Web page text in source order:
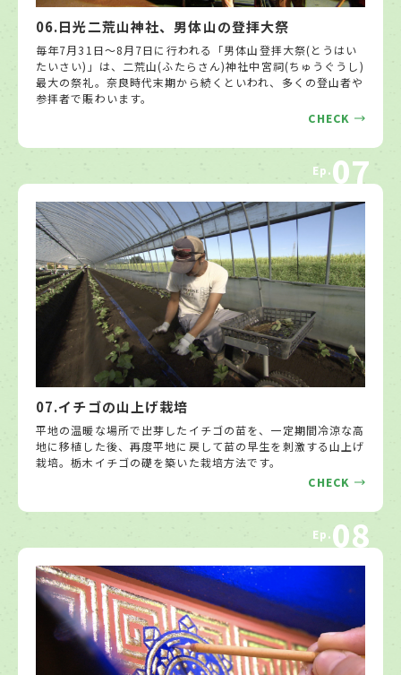
06.日光二荒山神社、男体山の登拝大祭
毎年7月31日～8月7日に行われる「男体山登拝大祭(とうはい
たいさい)」は、二荒山(ふたらさん)神社中宮祠(ちゅうぐうし)
最大の祭礼。奈良時代末期から続くといわれ、多くの登山者や
参拝者で賑わいます。
CHECK
Ep.07
07.イチゴの山上げ栽培
平地の温暖な場所で出芽したイチゴの苗を、一定期間冷涼な高
地に移植した後、再度平地に戻して苗の早生を刺激する山上げ
栽培。栃木イチゴの礎を築いた栽培方法です。
CHECK
Ep.08